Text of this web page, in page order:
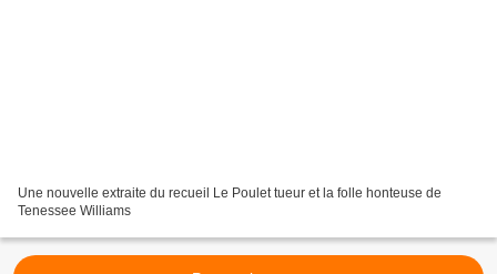
Une nouvelle extraite du recueil Le Poulet tueur et la folle honteuse de
Tenessee Williams